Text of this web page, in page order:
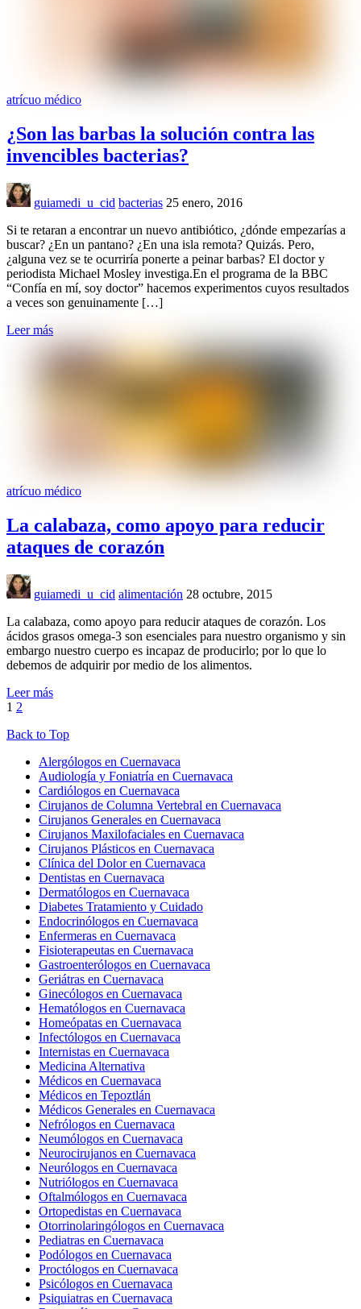
atrícuo médico
¿Son las barbas la solución contra las
invencibles bacterias?
guiamedi_u_cid bacterias 25 enero, 2016
Si te retaran a encontrar un nuevo antibiótico, ¿dónde empezarías a
buscar? ¿En un pantano? ¿En una isla remota? Quizás. Pero,
¿alguna vez se te ocurriría ponerte a peinar barbas? El doctor y
periodista Michael Mosley investiga.En el programa de la BBC
“Confía en mí, soy doctor” hacemos experimentos cuyos resultados
a veces son genuinamente […]
Leer más
atrícuo médico
La calabaza, como apoyo para reducir
ataques de corazón
guiamedi_u_cid alimentación 28 octubre, 2015
La calabaza, como apoyo para reducir ataques de corazón. Los
ácidos grasos omega-3 son esenciales para nuestro organismo y sin
embargo nuestro cuerpo es incapaz de producirlo; por lo que lo
debemos de adquirir por medio de los alimentos.
Leer más
1 2
Back to Top
Alergólogos en Cuernavaca
Audiología y Foniatría en Cuernavaca
Cardiólogos en Cuernavaca
Cirujanos de Columna Vertebral en Cuernavaca
Cirujanos Generales en Cuernavaca
Cirujanos Maxilofaciales en Cuernavaca
Cirujanos Plásticos en Cuernavaca
Clínica del Dolor en Cuernavaca
Dentistas en Cuernavaca
Dermatólogos en Cuernavaca
Diabetes Tratamiento y Cuidado
Endocrinólogos en Cuernavaca
Enfermeras en Cuernavaca
Fisioterapeutas en Cuernavaca
Gastroenterólogos en Cuernavaca
Geriátras en Cuernavaca
Ginecólogos en Cuernavaca
Hematólogos en Cuernavaca
Homeópatas en Cuernavaca
Infectólogos en Cuernavaca
Internistas en Cuernavaca
Medicina Alternativa
Médicos en Cuernavaca
Médicos en Tepoztlán
Médicos Generales en Cuernavaca
Nefrólogos en Cuernavaca
Neumólogos en Cuernavaca
Neurocirujanos en Cuernavaca
Neurólogos en Cuernavaca
Nutriólogos en Cuernavaca
Oftalmólogos en Cuernavaca
Ortopedistas en Cuernavaca
Otorrinolaringólogos en Cuernavaca
Pediatras en Cuernavaca
Podólogos en Cuernavaca
Proctólogos en Cuernavaca
Psicólogos en Cuernavaca
Psiquiatras en Cuernavaca